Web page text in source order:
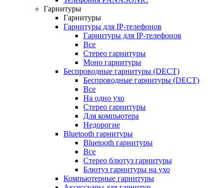
Гарнитуры
Гарнитуры
Гарнитуры для IP-телефонов
Гарнитуры для IP-телефонов
Все
Стерео гарнитуры
Моно гарнитуры
Беспроводные гарнитуры (DECT)
Беспроводные гарнитуры (DECT)
Все
На одно ухо
Стерео гарнитуры
Для компьютера
Недорогие
Bluetooth гарнитуры
Bluetooth гарнитуры
Все
Стерео блютуз гарнитуры
Блютуз гарнитуры на ухо
Компьютерные гарнитуры